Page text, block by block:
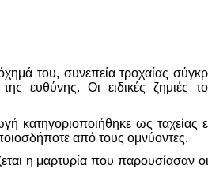
του, συνεπεία τροχαίας
ευθύνης. Οι ειδικές ζημιές
κατηγοριοποιήθηκε ως ταχείας
από τους ομνύοντες.
η μαρτυρία που παρουσίασαν οι